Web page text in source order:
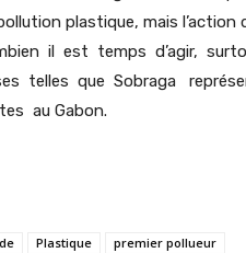
plastique, mais l’action
il est temps d’agir,
telles que Sobraga
au Gabon.
Plastique premier pollueur